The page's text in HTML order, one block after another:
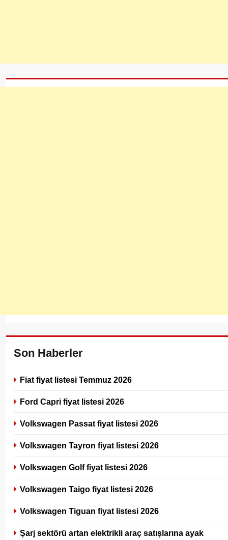
Son Haberler
Fiat fiyat listesi Temmuz 2026
Ford Capri fiyat listesi 2026
Volkswagen Passat fiyat listesi 2026
Volkswagen Tayron fiyat listesi 2026
Volkswagen Golf fiyat listesi 2026
Volkswagen Taigo fiyat listesi 2026
Volkswagen Tiguan fiyat listesi 2026
Şarj sektörü artan elektrikli araç satışlarına ayak